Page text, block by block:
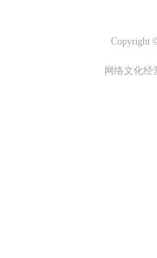
Copyright
网络文化经